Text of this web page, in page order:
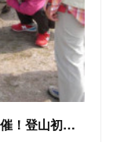
イベントレポート 2019/5/6(月・祝)開催！登山初心者限定山デビュー 春のハジメテトザン 瓶ヶ森(1,897m)～西黒森(1,861m)